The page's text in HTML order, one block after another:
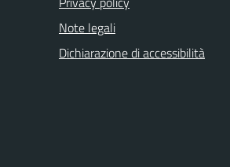
Note legali
Dichiarazione di accessibilità